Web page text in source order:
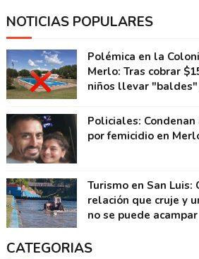
NOTICIAS POPULARES
Polémica en la
Merlo: Tras cobrar
niños llevar
Policiales:
por femicidio en
Turismo en San
relación que cruje y
no se puede acampar
CATEGORIAS